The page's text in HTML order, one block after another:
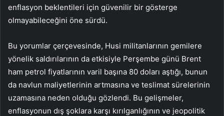
enflasyon beklentileri için güvenilir bir gösterge
olmayabileceğini öne sürdü.
Bu yorumlar çerçevesinde, Husi militanlarının gemilere
yönelik saldırılarının da etkisiyle Perşembe günü Brent
ham petrol fiyatlarının varil başına 80 doları aştığı, bunun
da navlun maliyetlerinin artmasına ve teslimat sürelerinin
uzamasına neden olduğu gözlendi. Bu gelişmeler,
enflasyonun dış şoklara karşı kırılganlığının ve jeopolitik